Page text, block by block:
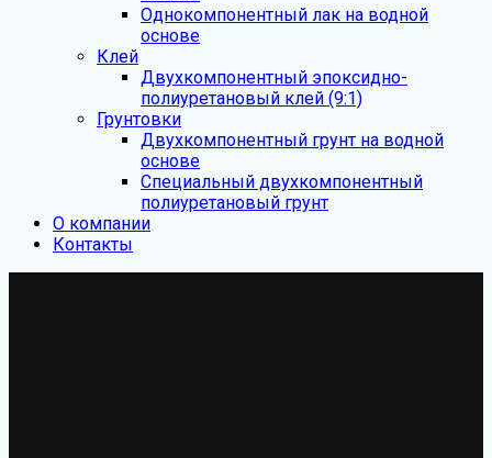
Однокомпонентный лак на водной
основе
Клей
Двухкомпонентный эпоксидно-
полиуретановый клей (9:1)
Грунтовки
Двухкомпонентный грунт на водной
основе
Специальный двухкомпонентный
полиуретановый грунт
О компании
Контакты